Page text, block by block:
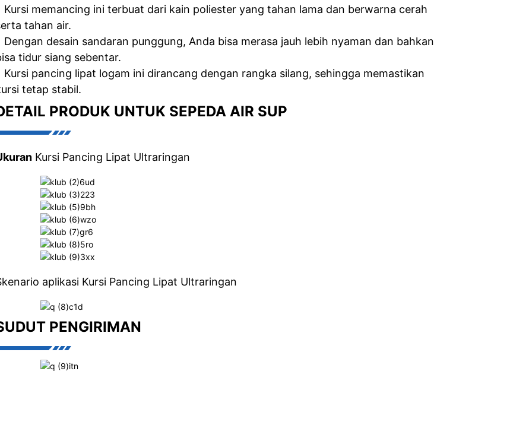
Kursi memancing ini terbuat dari kain poliester yang tahan lama dan berwarna cerah
tahan air.
Dengan desain sandaran punggung, Anda bisa merasa jauh lebih nyaman dan bahkan
tidur siang sebentar.
Kursi pancing lipat logam ini dirancang dengan rangka silang, sehingga memastikan
tetap stabil.
PRODUK UNTUK SEPEDA AIR SUP
Kursi Pancing Lipat Ultraringan
aplikasi Kursi Pancing Lipat Ultraringan
PENGIRIMAN